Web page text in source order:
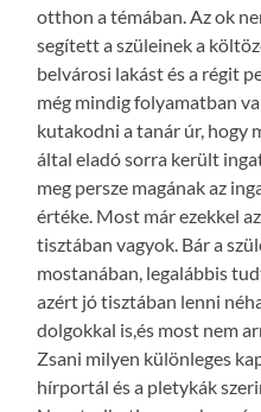
otthon a témában. Az ok
segített a szüleinek a
belvárosi lakást és a régit
még mindig folyamatban
kutakodni a tanár úr, hogy
által eladó sorra került
meg persze magának az
értéke. Most már ezekkel
tisztában vagyok. Bár a
mostanában, legalábbis
azért jó tisztában lenni
dolgokkal is,és most nem
Zsani milyen különleges
hírportál és a pletykák